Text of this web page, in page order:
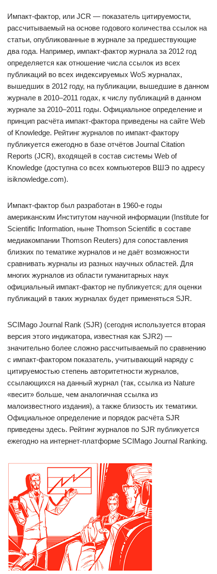
Импакт-фактор, или JCR — показатель цитируемости,
рассчитываемый на основе годового количества ссылок на
статьи, опубликованные в журнале за предшествующие
два года. Например, импакт-фактор журнала за 2012 год
определяется как отношение числа ссылок из всех
публикаций во всех индексируемых WoS журналах,
вышедших в 2012 году, на публикации, вышедшие в данном
журнале в 2010–2011 годах, к числу публикаций в данном
журнале за 2010–2011 годы. Официальное определение и
принцип расчёта импакт-фактора приведены на сайте Web
of Knowledge. Рейтинг журналов по импакт-фактору
публикуется ежегодно в базе отчётов Journal Citation
Reports (JCR), входящей в состав системы Web of
Knowledge (доступна со всех компьютеров ВШЭ по адресу
isiknowledge.com).
Импакт-фактор был разработан в 1960-е годы
американским Институтом научной информации (Institute for
Scientific Information, ныне Thomson Scientific в составе
медиакомпании Thomson Reuters) для сопоставления
близких по тематике журналов и не даёт возможности
сравнивать журналы из разных научных областей. Для
многих журналов из области гуманитарных наук
официальный импакт-фактор не публикуется; для оценки
публикаций в таких журналах будет применяться SJR.
SCIMago Journal Rank (SJR) (сегодня используется вторая
версия этого индикатора, известная как SJR2) —
значительно более сложно рассчитываемый по сравнению
с импакт-фактором показатель, учитывающий наряду с
цитируемостью степень авторитетности журналов,
ссылающихся на данный журнал (так, ссылка из Nature
«весит» больше, чем аналогичная ссылка из
малоизвестного издания), а также близость их тематики.
Официальное определение и порядок расчёта SJR
приведены здесь. Рейтинг журналов по SJR публикуется
ежегодно на интернет-платформе SCIMago Journal Ranking.